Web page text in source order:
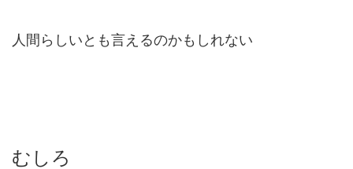
人間らしいとも言えるのかもしれない
むしろ